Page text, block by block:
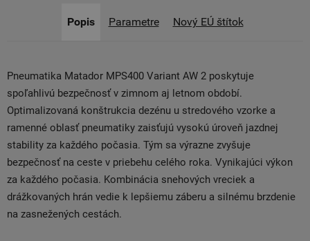
Popis Parametre Nový EÚ štítok
Pneumatika Matador MPS400 Variant AW 2 poskytuje
spoľahlivú bezpečnosť v zimnom aj letnom období.
Optimalizovaná konštrukcia dezénu u stredového vzorke a
ramenné oblasť pneumatiky zaisťujú vysokú úroveň jazdnej
stability za každého počasia. Tým sa výrazne zvyšuje
bezpečnosť na ceste v priebehu celého roka. Vynikajúci výkon
za každého počasia. Kombinácia snehových vreciek a
drážkovaných hrán vedie k lepšiemu záberu a silnému brzdenie
na zasnežených cestách.